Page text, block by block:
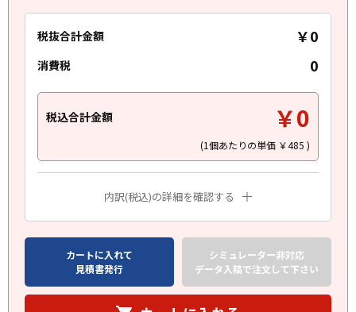
税抜合計金額 ￥0
消費税 0
税込合計金額 ￥0
(1個あたりの単価 ￥485 )
内訳(税込)の詳細を確認する
カートに入れて
見積書発行
シミュレーター非対応
データ入稿で注文して下さい